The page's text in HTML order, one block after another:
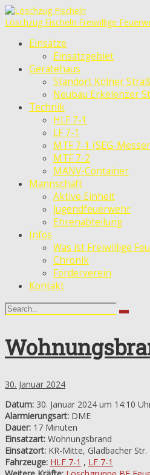
Löschzug Fischeln Freiwillige
Einsätze
Einsatzgebiet
Gerätehaus
Standort Kölner
Neubau Erkelenzer
Technik
HLF 7-1
LF 7-1
MTF 7-1 (SEG-
MTF 7-2
MANV-Container
Mannschaft
Aktive Einheit
Jugendfeuerwehr
Ehrenabteilung
Infos
Was ist Freiwillige
Chronik
Förderverein
Kontakt
30. Januar 2024
Datum: 30. Januar 2024 um 14:10
Alarmierungsart: DME
Dauer: 17 Minuten
Einsatzart: Wohnungsbrand
Einsatzort: KR-Mitte, Gladbacher Str.
Fahrzeuge: HLF 7-1 , LF 7-1